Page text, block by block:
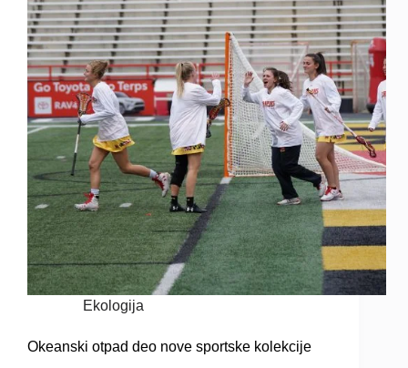
Ekologija
Okeanski otpad deo nove sportske kolekcije